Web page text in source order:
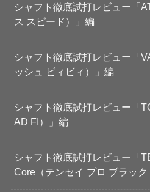
シャフト徹底試打レビュー「
ス スピード）」編
シャフト徹底試打レビュー「
ッシュ ビィビィ）」編
シャフト徹底試打レビュー「
AD FI）」編
シャフト徹底試打レビュー「
Core（テンセイ プロ ブラッ